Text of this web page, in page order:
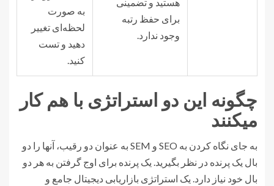
برای حفظ رتبه
وجود ندارد.
به صورت
لحظه‌ای تغییر
دهید و تست
کنید.
چگونه این دو استراتژی با هم کار
میکنند
به جای نگاه کردن به SEO و SEM به عنوان دو رقیب، آنها را دو
بال یک پرنده در نظر بگیرید. یک پرنده برای اوج گرفتن به هر دو
بال خود نیاز دارد. یک استراتژی بازاریابی دیجیتال جامع و